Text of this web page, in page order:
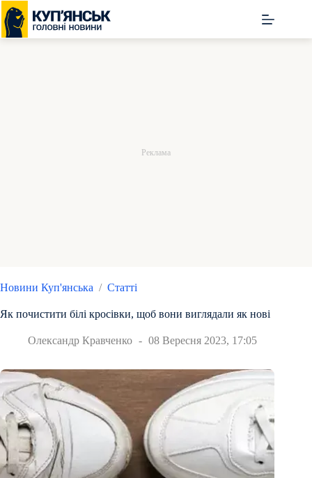
Перейти
до
вмісту
Новини Куп'янська / Статті
Як почистити білі кросівки, щоб вони виглядали як нові
Олександр Кравченко 08 Вересня 2023, 17:05